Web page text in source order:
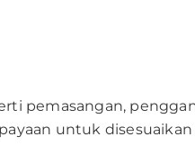
pemasangan,
untuk